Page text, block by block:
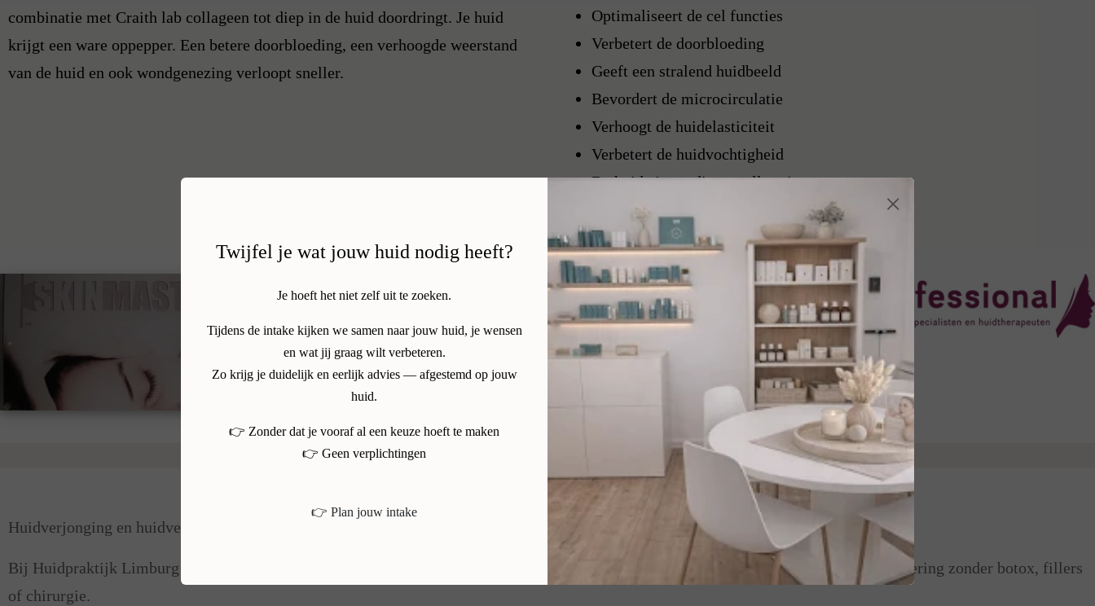
combinatie met Craith lab collageen tot diep in de huid doordringt. Je huid
krijgt een ware oppepper. Een betere doorbloeding, een verhoogde weerstand
van de huid en ook wondgenezing verloopt sneller.
Optimaliseert de cel functies
Verbetert de doorbloeding
Geeft een stralend huidbeeld
Bevordert de microcirculatie
Verhoogt de huidelasticiteit
Verbetert de huidvochtigheid
De huid ziet er direct voller uit
Huidverjonging en huidverbetering in Limburg
Bij Huidpraktijk Limburg in Landgraaf helpen wij vrouwen en mannen uit heel Nederland met natuurlijke huidverjonging en huidverbetering zonder botox, fillers
of chirurgie.
×
Twijfel je wat jouw huid nodig heeft?
Je hoeft het niet zelf uit te zoeken.
Tijdens de intake kijken we samen naar jouw huid, je wensen
en wat jij graag wilt verbeteren.
Zo krijg je duidelijk en eerlijk advies — afgestemd op jouw
huid.
👉 Zonder dat je vooraf al een keuze hoeft te maken
👉 Geen verplichtingen
👉 Plan jouw intake